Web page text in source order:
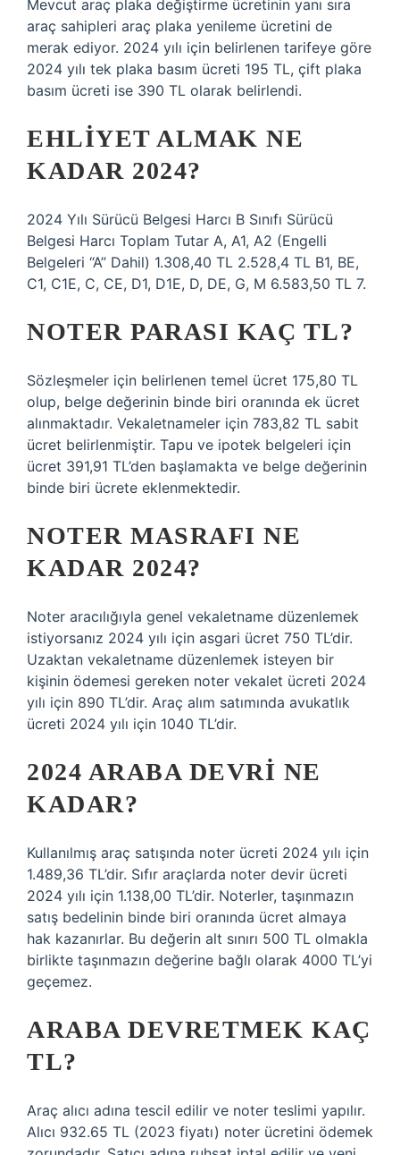
Mevcut araç plaka değiştirme ücretinin yanı sıra
araç sahipleri araç plaka yenileme ücretini de
merak ediyor. 2024 yılı için belirlenen tarifeye göre
2024 yılı tek plaka basım ücreti 195 TL, çift plaka
basım ücreti ise 390 TL olarak belirlendi.
EHLIYET ALMAK NE
KADAR 2024?
2024 Yılı Sürücü Belgesi Harcı B Sınıfı Sürücü
Belgesi Harcı Toplam Tutar A, A1, A2 (Engelli
Belgeleri “A” Dahil) 1.308,40 TL 2.528,4 TL B1, BE,
C1, C1E, C, CE, D1, D1E, D, DE, G, M 6.583,50 TL 7.
NOTER PARASI KAÇ TL?
Sözleşmeler için belirlenen temel ücret 175,80 TL
olup, belge değerinin binde biri oranında ek ücret
alınmaktadır. Vekaletnameler için 783,82 TL sabit
ücret belirlenmiştir. Tapu ve ipotek belgeleri için
ücret 391,91 TL’den başlamakta ve belge değerinin
binde biri ücrete eklenmektedir.
NOTER MASRAFI NE
KADAR 2024?
Noter aracılığıyla genel vekaletname düzenlemek
istiyorsanız 2024 yılı için asgari ücret 750 TL’dir.
Uzaktan vekaletname düzenlemek isteyen bir
kişinin ödemesi gereken noter vekalet ücreti 2024
yılı için 890 TL’dir. Araç alım satımında avukatlık
ücreti 2024 yılı için 1040 TL’dir.
2024 ARABA DEVRI NE
KADAR?
Kullanılmış araç satışında noter ücreti 2024 yılı için
1.489,36 TL’dir. Sıfır araçlarda noter devir ücreti
2024 yılı için 1.138,00 TL’dir. Noterler, taşınmazın
satış bedelinin binde biri oranında ücret almaya
hak kazanırlar. Bu değerin alt sınırı 500 TL olmakla
birlikte taşınmazın değerine bağlı olarak 4000 TL’yi
geçemez.
ARABA DEVRETMEK KAÇ
TL?
Araç alıcı adına tescil edilir ve noter teslimi yapılır.
Alıcı 932.65 TL (2023 fiyatı) noter ücretini ödemek